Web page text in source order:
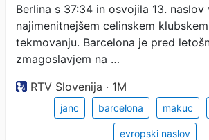
Berlina s 37:34 in osvojila 13. naslov
najimenitnejšem celinskem klubskem
tekmovanju. Barcelona je pred
zmagoslavjem na …
RTV Slovenija · 1M
janc barcelona makuc
evropski naslov